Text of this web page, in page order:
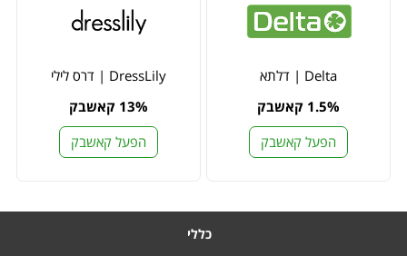
Delta | דלתא
1.5% קאשבק
הפעל קאשבק
DressLily | דרס לילי
13% קאשבק
הפעל קאשבק
כללי